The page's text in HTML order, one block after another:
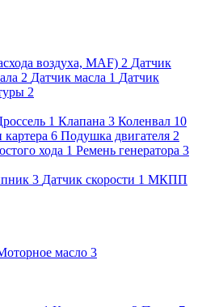
воздуха, MAF) 2 Датчик
2 Датчик масла 1 Датчик
2
1 Клапана 3 Коленвал 10
6 Подушка двигателя 2
хода 1 Ремень генератора 3
3 Датчик скорости 1 МКПП
масло 3